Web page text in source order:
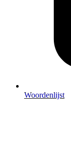
Woordenlijst